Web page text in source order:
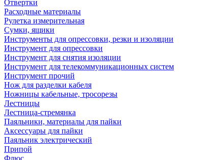
Отвертки
Расходные материалы
Рулетка измерительная
Сумки, ящики
Инструменты для опрессовки, резки и изоляции
Инструмент для опрессовки
Инструмент для снятия изоляции
Инструмент для телекоммуникационных систем
Инструмент прочий
Нож для разделки кабеля
Ножницы кабельные, тросорезы
Лестницы
Лестница-стремянка
Паяльники, материалы для пайки
Аксессуары для пайки
Паяльник электрический
Припой
Флюс